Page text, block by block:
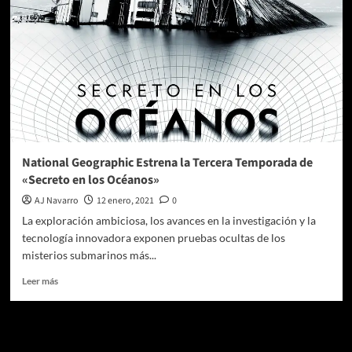
National Geographic Estrena la Tercera Temporada de
«Secreto en los Océanos»
AJ Navarro 12 enero, 2021
0
La exploración ambiciosa, los avances en la investigación y la
tecnología innovadora exponen pruebas ocultas de los
misterios submarinos más...
Leer másLeer